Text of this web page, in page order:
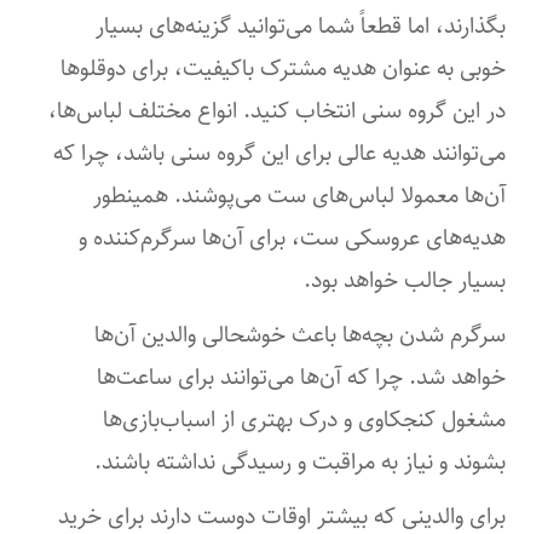
سه
شامل
تن پوش
بگذارند، اما قطعاً شما می‌توانید گزینه‌های بسیار
خوبی به عنوان هدیه مشترک باکیفیت، برای دوقلوها
در این گروه سنی انتخاب کنید. انواع مختلف لباس‌ها،
می‌توانند هدیه عالی برای این گروه سنی باشد، چرا که
آن‌ها معمولا لباس‌های ست می‌پوشند. همینطور
هدیه‌های عروسکی ست، برای آن‌ها سرگرم‌کننده و
بسیار جالب خواهد بود.
سرگرم شدن بچه‌ها باعث خوشحالی والدین آن‌ها
خواهد شد. چرا که آن‌ها می‌توانند برای ساعت‌ها
مشغول کنجکاوی و درک بهتری از اسباب‌بازی‌ها
بشوند و نیاز به مراقبت و رسیدگی نداشته باشند.
برای والدینی که بیشتر اوقات دوست دارند برای خرید